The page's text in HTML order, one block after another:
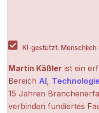
KI-gestützt. Menschlich
Martin Käßler ist ein
Bereich AI,
15 Jahren
verbinden fundiertes